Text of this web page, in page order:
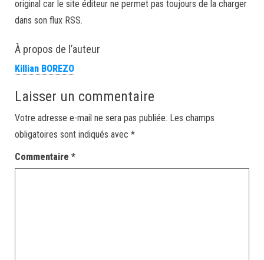
original car le site éditeur ne permet pas toujours de la charger
dans son flux RSS.
À propos de l’auteur
Killian BOREZO
Laisser un commentaire
Votre adresse e-mail ne sera pas publiée. Les champs
obligatoires sont indiqués avec *
Commentaire *